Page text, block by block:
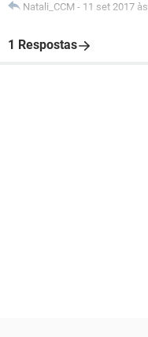
Natali_CCM - 11 set 2017
1 Respostas